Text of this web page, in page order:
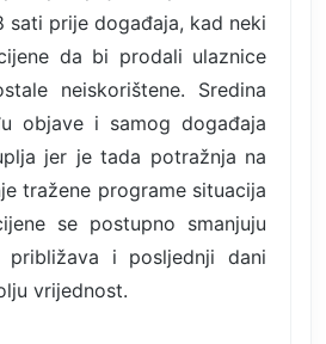
sati prije događaja, kad neki
da bi prodali ulaznice
neiskorištene. Sredina
objave i samog događaja
jer je tada potražnja na
tražene programe situacija
se postupno smanjuju
i posljednji dani
vrijednost.